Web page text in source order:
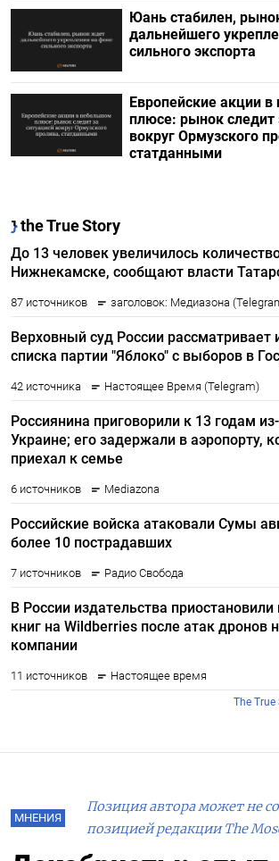
Юань стабилен,
дальнейшего
сильного экспорта
Европейские акции
плюсе: рынок следит
вокруг Ормузского
статданными
МНЕНИЯ
Позиция автора может не
позицией редакции The